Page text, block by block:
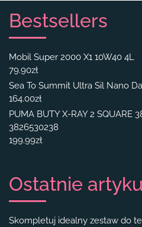
Bestsellers
Mobil Super 2000 X1 10W40 4L
79.90zł
Sea To Summit Ultra Sil Nano
164.00zł
PUMA BUTY X-RAY 2 SQUARE
3826530238
199.99zł
Ostatnie
Skompletuj idealny zestaw do